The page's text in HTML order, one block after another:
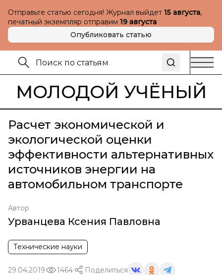
Отправьте статью сегодня! Журнал выйдет 15 августа,
печатный экземпляр отправим 19 августа
Опубликовать статью
МОЛОДОЙ УЧЁНЫЙ
Расчет экономической и
экологической оценки
эффективности альтернативных
источников энергии на
автомобильном транспорте
Автор
Урванцева Ксения Павловна
Технические науки
29.04.2019 1464 Поделиться